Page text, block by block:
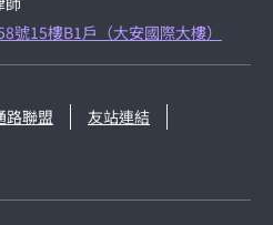
號15樓B1戶（大安國際大樓）
路聯盟
友站連結